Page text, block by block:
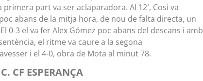
part va ser aclaparadora. Al 12′, Cosi va
abans de la mitja hora, de nou de falta directa, un
0-3 el va fer Alex Gómez poc abans del descans i amb
el ritme va caure a la segona
i el 4-0, obra de Mota al minut 78.
CF ESPERANÇA